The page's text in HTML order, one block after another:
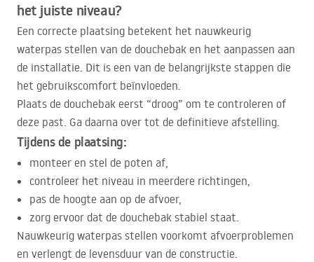
het juiste niveau?
Een correcte plaatsing betekent het nauwkeurig
waterpas stellen van de douchebak en het aanpassen aan
de installatie. Dit is een van de belangrijkste stappen die
het gebruikscomfort beïnvloeden.
Plaats de douchebak eerst “droog” om te controleren of
deze past. Ga daarna over tot de definitieve afstelling.
Tijdens de plaatsing:
monteer en stel de poten af,
controleer het niveau in meerdere richtingen,
pas de hoogte aan op de afvoer,
zorg ervoor dat de douchebak stabiel staat.
Nauwkeurig waterpas stellen voorkomt afvoerproblemen
en verlengt de levensduur van de constructie.